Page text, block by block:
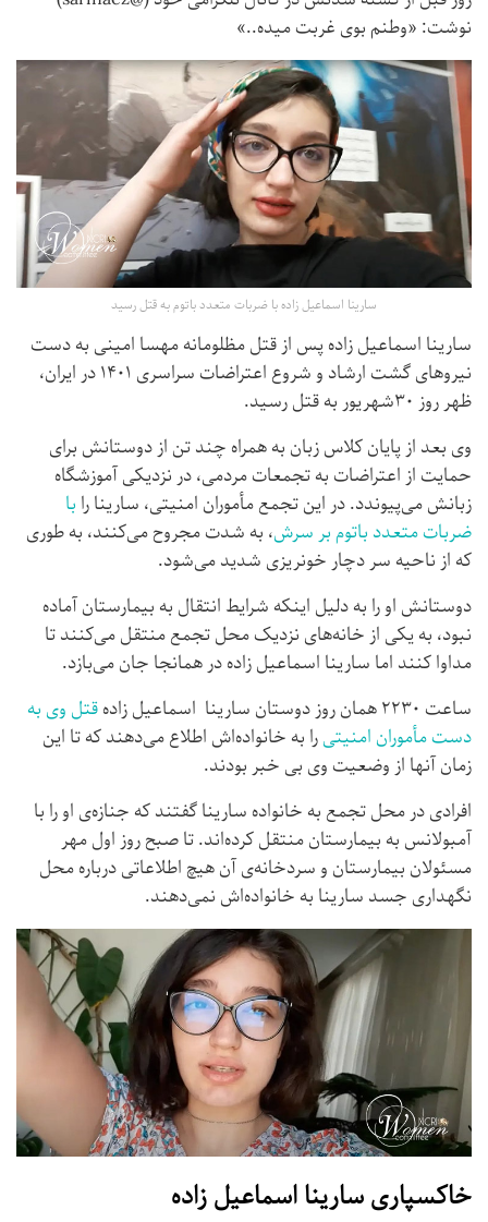
نوشت: «وطنم بوی غربت میده..»
سارینا اسماعیل زاده با ضربات متعدد باتوم به قتل رسید
سارینا اسماعیل زاده پس از قتل مظلومانه مهسا امینی به دست
نیروهای گشت ارشاد و شروع اعتراضات سراسری ۱۴۰۱ در ایران،
ظهر روز ۳۰شهریور به قتل رسید.
وی بعد از پایان کلاس زبان به همراه چند تن از دوستانش برای
حمایت از اعتراضات به تجمعات مردمی، در نزدیکی آموزشگاه
زبانش می‌پیوندد. در این تجمع مأموران امنیتی، سارینا را با
ضربات متعدد باتوم بر سرش، به شدت مجروح می‌کنند، به طوری
که از ناحیه سر دچار خونریزی شدید می‌شود.
دوستانش او را به دلیل اینکه شرایط انتقال به بیمارستان آماده
نبود، به یکی از خانه‌های نزدیک محل تجمع منتقل می‌کنند تا
مداوا کنند اما سارینا اسماعیل زاده در همانجا جان می‌بازد.
ساعت ۲۲۳۰ همان روز دوستان سارینا اسماعیل زاده
قتل وی به
دست مأموران امنیتیرا به خانواده‌اش اطلاع می‌دهند که تا این
زمان آنها از وضعیت وی بی خبر بودند.
افرادی در محل تجمع به خانواده سارینا گفتند که جنازه‌ی او را با
آمبولانس به بیمارستان منتقل کرده‌اند. تا صبح روز اول مهر
مسئولان بیمارستان و سردخانه‌ی آن هیچ اطلاعاتی درباره‌ محل
نگهداری جسد سارینا به خانواده‌اش نمی‌دهند.
خاکسپاری سارینا اسماعیل زاده